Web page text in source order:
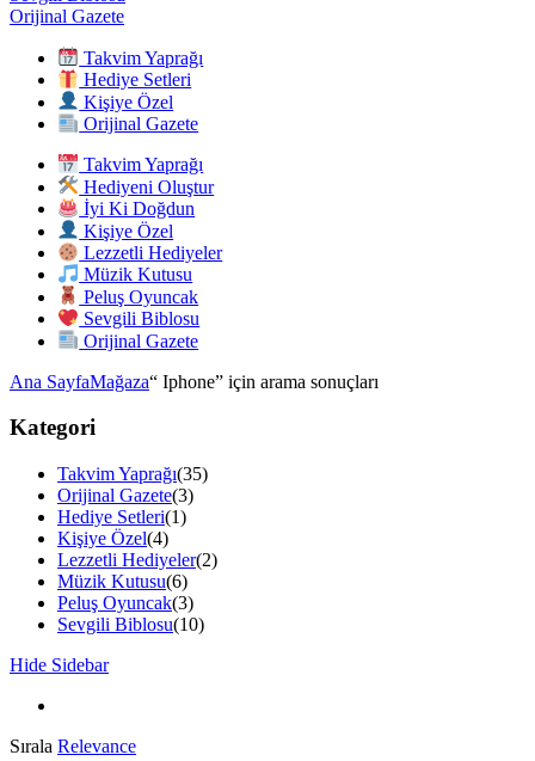
Orijinal Gazete
Takvim Yaprağı
Hediye Setleri
Kişiye Özel
Orijinal Gazete
Takvim Yaprağı
Hediyeni Oluştur
İyi Ki Doğdun
Kişiye Özel
Lezzetli Hediyeler
Müzik Kutusu
Peluş Oyuncak
Sevgili Biblosu
Orijinal Gazete
Ana SayfaMağaza“ Iphone” için arama sonuçları
Kategori
Takvim Yaprağı(35)
Orijinal Gazete(3)
Hediye Setleri(1)
Kişiye Özel(4)
Lezzetli Hediyeler(2)
Müzik Kutusu(6)
Peluş Oyuncak(3)
Sevgili Biblosu(10)
Hide Sidebar
Sırala Relevance